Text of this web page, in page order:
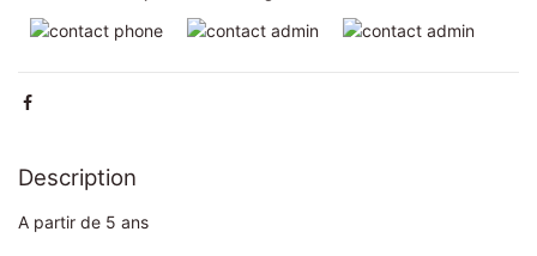
Description
A partir de 5 ans